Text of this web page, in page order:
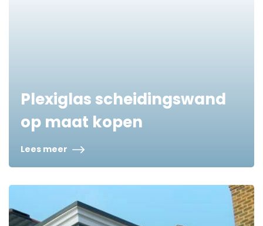
Plexiglas scheidingswand
op maat kopen
Lees meer